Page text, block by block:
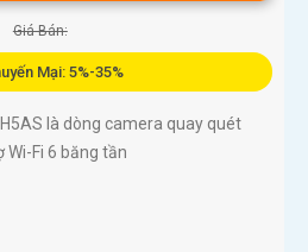
Giá Bán:
Mại: 5%-35%
là dòng camera quay quét
Wi-Fi 6 băng tần